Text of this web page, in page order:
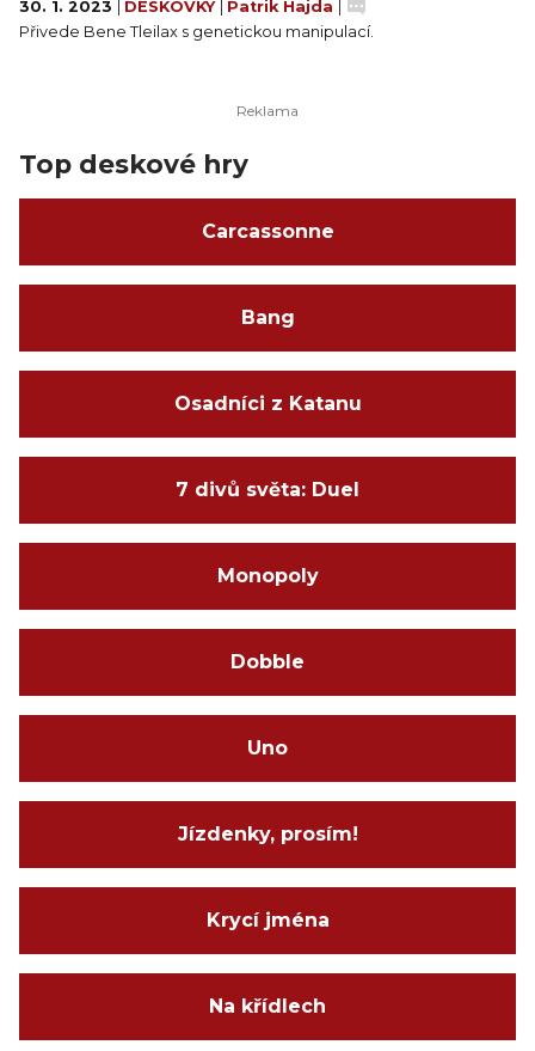
30. 1. 2023 DESKOVKY Patrik Hajda
Přivede Bene Tleilax s genetickou manipulací.
Top deskové hry
Carcassonne
Bang
Osadníci z Katanu
7 divů světa: Duel
Monopoly
Dobble
Uno
Jízdenky, prosím!
Krycí jména
Na křídlech